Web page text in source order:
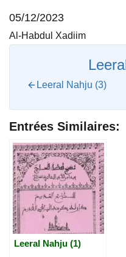
05/12/2023
Al-Habdul Xadiim
Leeral Nahju (3)
Entrées Similaires:
Leeral Nahju (1)